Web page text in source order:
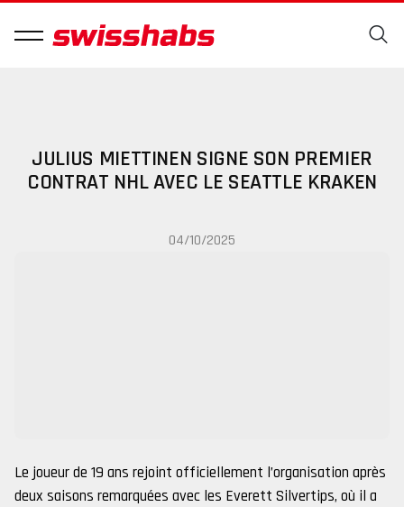
JULIUS MIETTINEN SIGNE SON PREMIER
CONTRAT NHL AVEC LE SEATTLE KRAKEN
04/10/2025
Le joueur de 19 ans rejoint officiellement l’organisation après
deux saisons remarquées avec les Everett Silvertips, où il a